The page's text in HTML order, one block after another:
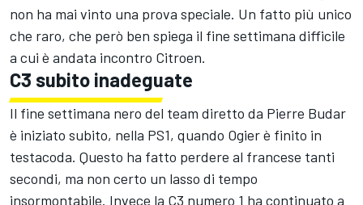
non ha mai vinto una prova speciale. Un fatto più unico
che raro, che però ben spiega il fine settimana difficile
a cui è andata incontro Citroen.
C3 subito inadeguate
Il fine settimana nero del team diretto da Pierre Budar
è iniziato subito, nella PS1, quando Ogier è finito in
testacoda. Questo ha fatto perdere al francese tanti
secondi, ma non certo un lasso di tempo
insormontabile. Invece la C3 numero 1 ha continuato a